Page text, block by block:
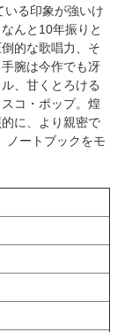
いる印象が強いけ
んと10年振りと
的な歌唱力、そ
腕は今作でも冴
、甘くとろける
コ・ポップ。煌
に、より親密で
ノートブックをモ